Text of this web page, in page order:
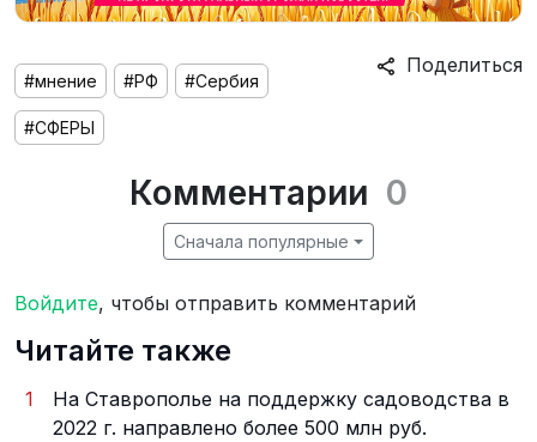
Поделиться
#мнение #РФ #Сербия
#СФЕРЫ
Комментарии 0
Сначала популярные
Войдите, чтобы отправить комментарий
Читайте также
1
На Ставрополье на поддержку садоводства в
2022 г. направлено более 500 млн руб.